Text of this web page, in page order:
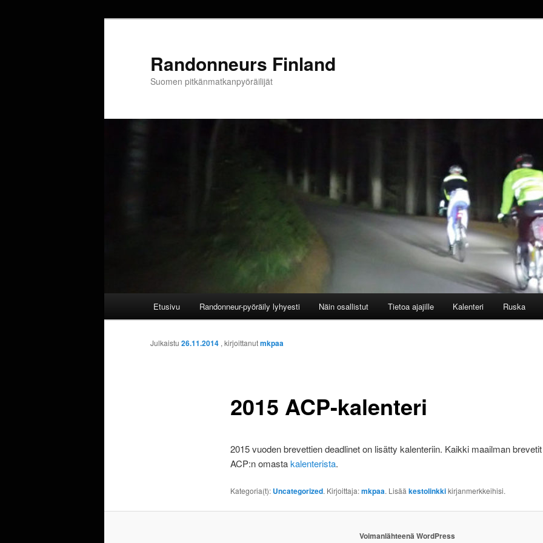
Randonneurs Finland
Suomen pitkänmatkanpyöräilijät
Etusivu Randonneur-pyöräily lyhyesti Näin osallistut Tietoa ajajille Kalenteri Ruska
2015 ACP-kalenteri
Julkaistu 26.11.2014 , kirjoittanutmkpaa
2015 vuoden brevettien deadlinet on lisätty kalenteriin. Kaikki maailman
ACP:n omastakalenterista.
Kategoria(t): Uncategorized. Kirjoittaja:mkpaa. Lisää kestolinkkikirjanmerkkeihisi.
Voimanlähteenä WordPress